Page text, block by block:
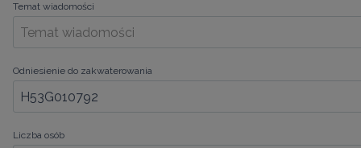
Temat wiadomości
Odniesienie do zakwaterowania
Liczba osób